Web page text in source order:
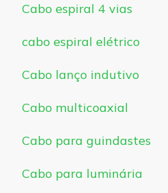
Cabo espiral 4 vias
cabo espiral elétrico
Cabo lanço indutivo
Cabo multicoaxial
Cabo para guindastes
Cabo para luminária